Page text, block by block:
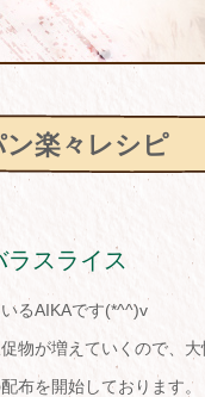
楽々レシピ
スライス
るAIKAです(*^^)v
物が増えていくので、大
布を開始しております。